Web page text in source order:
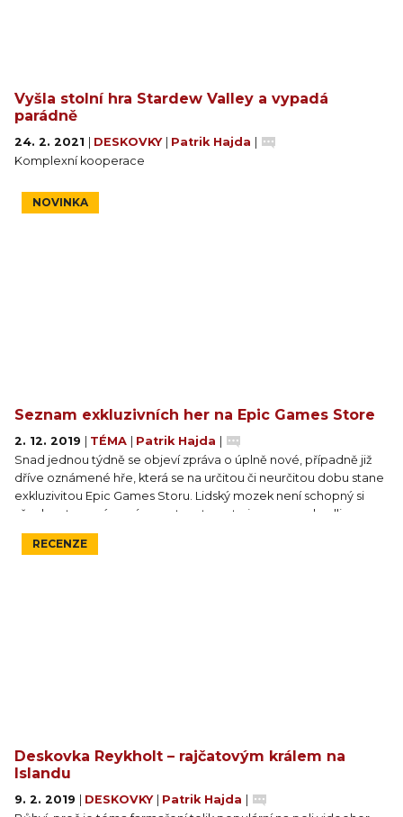
Vyšla stolní hra Stardew Valley a vypadá
parádně
24. 2. 2021 DESKOVKY Patrik Hajda
Komplexní kooperace
NOVINKA
Seznam exkluzivních her na Epic Games Store
2. 12. 2019 TÉMA Patrik Hajda
Snad jednou týdně se objeví zpráva o úplně nové, případně již
dříve oznámené hře, která se na určitou či neurčitou dobu stane
exkluzivitou Epic Games Storu. Lidský mozek není schopný si
všechna ta oznámení pamatovat, proto jsme se rozhodli
shromáždit všechny takové hry na jednom místě. Počítadlo se
prozatím zastavilo na 101.
RECENZE
Deskovka Reykholt – rajčatovým králem na
Islandu
9. 2. 2019 DESKOVKY Patrik Hajda